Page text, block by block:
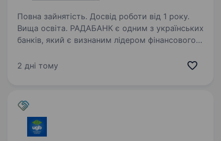
Повна зайнятість. Досвід роботи від 1 року.
Вища освіта. РАДАБАНК є одним з українських
банків, який є визнаним лідером фінансового
в Україні з 1993 року. За цей час отримав
2 дні тому